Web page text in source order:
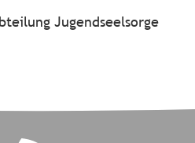
Jugendseelsorge